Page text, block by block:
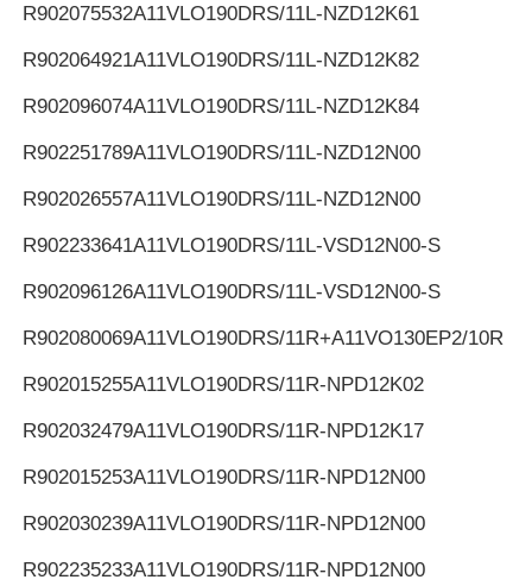
R902075532A11VLO190DRS/11L-NZD12K61
R902064921A11VLO190DRS/11L-NZD12K82
R902096074A11VLO190DRS/11L-NZD12K84
R902251789A11VLO190DRS/11L-NZD12N00
R902026557A11VLO190DRS/11L-NZD12N00
R902233641A11VLO190DRS/11L-VSD12N00-S
R902096126A11VLO190DRS/11L-VSD12N00-S
R902080069A11VLO190DRS/11R+A11VO130EP2/10R
R902015255A11VLO190DRS/11R-NPD12K02
R902032479A11VLO190DRS/11R-NPD12K17
R902015253A11VLO190DRS/11R-NPD12N00
R902030239A11VLO190DRS/11R-NPD12N00
R902235233A11VLO190DRS/11R-NPD12N00